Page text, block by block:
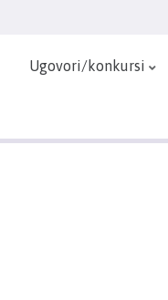
Ugovori/konkursi